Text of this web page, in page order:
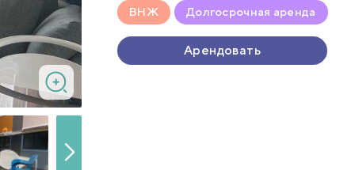
ВНЖ Долгосрочная аренда
Арендовать